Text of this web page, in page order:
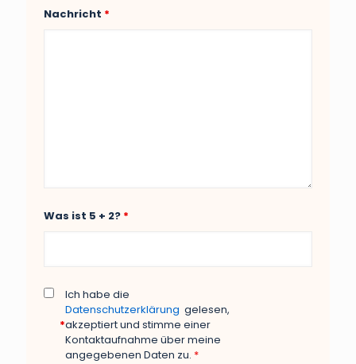
Nachricht *
Was ist 5 + 2? *
*
Ich habe die
Datenschutzerklärung gelesen,
akzeptiert und stimme einer
Kontaktaufnahme über meine
angegebenen Daten zu. *